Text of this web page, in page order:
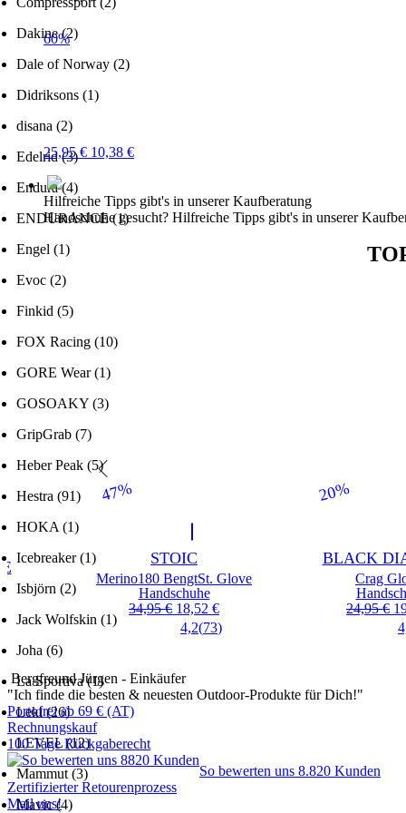
Dakine (2)
Dale of Norway (2)
Didriksons (1)
disana (2)
Edelrid (3)
Endura (4)
ENDURANCE (1)
Engel (1)
Evoc (2)
Finkid (5)
FOX Racing (10)
GORE Wear (1)
GOSOAKY (3)
GripGrab (7)
Heber Peak (5)
Hestra (91)
HOKA (1)
Icebreaker (1)
Isbjörn (2)
Jack Wolfskin (1)
Joha (6)
La Sportiva (1)
Leki (26)
LEVEL (12)
Mammut (3)
Mavic (4)
60%
25,95 € 10,38 €
Hilfreiche Tipps gibt's in unsererKaufberatung
Handschuhe gesucht? Hilfreiche Tipps gibt's in unserer
Preis
MARKE
STOIC
Artikel
Merino180 BengtSt. Glove
Produktgruppe
Handschuhe
Preis
34,95 € reduzierter Preis
18,52 €
4,2(73)
Rabatt
47%
MARKE
BLACK
Artikel
Crag
24,95 €
Rabatt
20%
Bergfreund Jürgen - Einkäufer
"Ich finde die besten & neuesten Outdoor-Produkte für Dich!"
Portofrei ab 69 € (AT)
Rechnungskauf
100 Tage Rückgaberecht
So bewerten uns 8.820 Kunden
Zertifizierter Retourenprozess
Mail uns!